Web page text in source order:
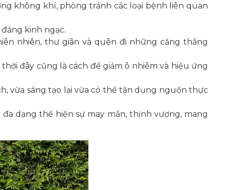
không khí, phòng tránh các loại bệnh liên quan
kinh ngạc.
nhiên, thư giãn và quên đi những căng thẳng
đây cũng là cách để giảm ô nhiễm và hiệu ứng
vừa sáng tạo lại vừa có thể tận dụng nguồn thực
dạng thể hiện sự may mắn, thịnh vượng, mang